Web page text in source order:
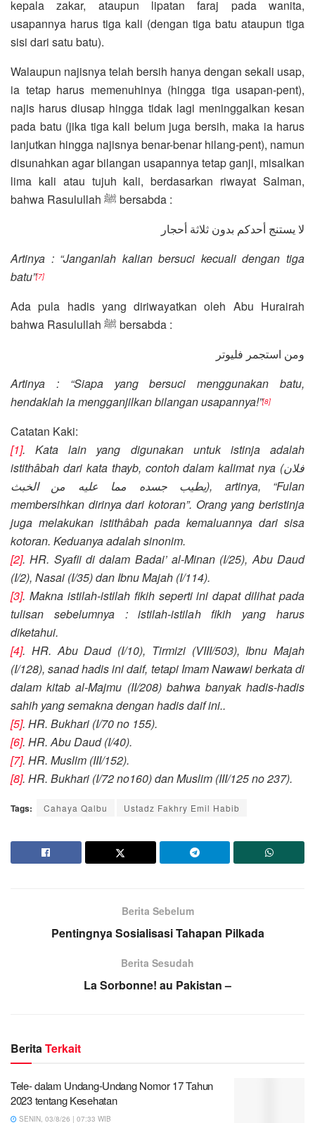
kepala zakar, ataupun lipatan faraj pada wanita,
usapannya harus tiga kali (dengan tiga batu ataupun tiga
sisi dari satu batu).
Walaupun najisnya telah bersih hanya dengan sekali usap,
ia tetap harus memenuhinya (hingga tiga usapan-pent),
najis harus diusap hingga tidak lagi meninggalkan kesan
pada batu (jika tiga kali belum juga bersih, maka ia harus
lanjutkan hingga najisnya benar-benar hilang-pent), namun
disunahkan agar bilangan usapannya tetap ganji, misalkan
lima kali atau tujuh kali, berdasarkan riwayat Salman,
bahwa Rasulullah ﷺ bersabda :
لا يستنج أحدكم بدون ثلاثة أحجار
Artinya : “Janganlah kalian bersuci kecuali dengan tiga
batu”[7]
Ada pula hadis yang diriwayatkan oleh Abu Hurairah
bahwa Rasulullah ﷺ bersabda :
ومن استجمر فليوتر
Artinya : “Siapa yang bersuci menggunakan batu,
hendaklah ia mengganjilkan bilangan usapannya!”[8]
Catatan Kaki:
[1]. Kata lain yang digunakan untuk istinja adalah
istithâbah dari kata thayb, contoh dalam kalimat nya (فلان
يطيب جسده مما عليه من الخبث), artinya, “Fulan
membersihkan dirinya dari kotoran”. Orang yang beristinja
juga melakukan istithâbah pada kemaluannya dari sisa
kotoran. Keduanya adalah sinonim.
[2]. HR. Syafii di dalam Badai’ al-Minan (I/25), Abu Daud
(I/2), Nasai (I/35) dan Ibnu Majah (I/114).
[3]. Makna istilah-istilah fikih seperti ini dapat dilihat pada
tulisan sebelumnya : istilah-istilah fikih yang harus
diketahui.
[4]. HR. Abu Daud (I/10), Tirmizi (VIII/503), Ibnu Majah
(I/128), sanad hadis ini daif, tetapi Imam Nawawi berkata di
dalam kitab al-Majmu (II/208) bahwa banyak hadis-hadis
sahih yang semakna dengan hadis daif ini..
[5]. HR. Bukhari (I/70 no 155).
[6]. HR. Abu Daud (I/40).
[7]. HR. Muslim (III/152).
[8]. HR. Bukhari (I/72 no160) dan Muslim (III/125 no 237).
Tags: Cahaya Qalbu Ustadz Fakhry Emil Habib
Berita Sebelum
Pentingnya Sosialisasi Tahapan Pilkada
Berita Sesudah
La Sorbonne! au Pakistan –
BeritaTerkait
Tele- dalam Undang-Undang Nomor 17 Tahun
2023 tentang Kesehatan
SENIN, 03/8/26 | 07:33 WIB